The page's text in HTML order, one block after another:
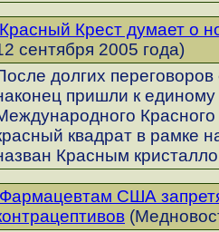
Красный Крест думает о
сентября 2005 года)
долгих
пришли к
Красного
квадрат в рамке
Красным
Фармацевтам США